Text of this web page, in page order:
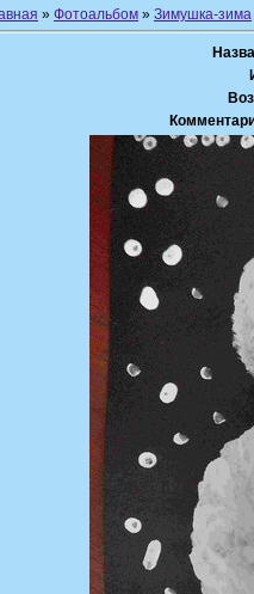
» Фотоальбом » Зимушка-зима